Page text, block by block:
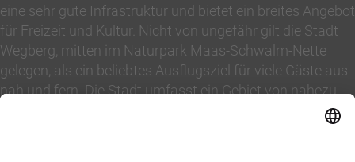
eine sehr gute Infrastruktur und bietet ein breites Angebot
für Freizeit und Kultur. Nicht von ungefähr gilt die Stadt
Wegberg, mitten im Naturpark Maas-Schwalm-Nette
gelegen, als ein beliebtes Ausflugsziel für viele Gäste aus
nah und fern. Die Stadt umfasst ein Gebiet von nahezu
erreichen Sie in 7-10 Minuten die Autobahnen A46, A52,